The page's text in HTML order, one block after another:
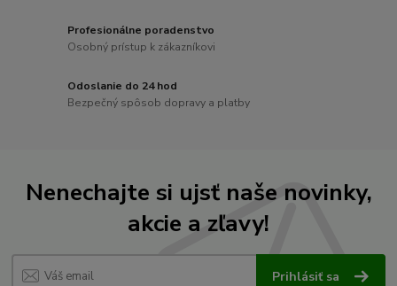
Profesionálne poradenstvo
Osobný prístup k zákazníkovi
Odoslanie do 24 hod
Bezpečný spôsob dopravy a platby
Nenechajte si ujsť naše novinky,
akcie a zľavy!
Prihlásiť sa